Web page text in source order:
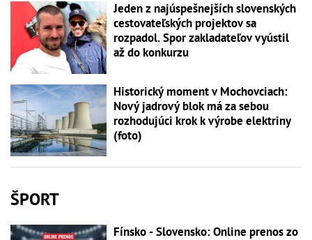
Jeden z najúspešnejších slovenských
cestovateľských projektov sa
rozpadol. Spor zakladateľov vyústil
až do konkurzu
Historický moment v Mochovciach:
Nový jadrový blok má za sebou
rozhodujúci krok k výrobe elektriny
(foto)
ŠPORT
Fínsko - Slovensko: Online prenos zo